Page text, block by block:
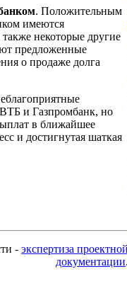
. Положительным
имеются
также некоторые другие
предложенные
о продаже долга
и Газпромбанк, но
в ближайшее
и достигнутая шаткая
- экспертиза проектной
документации.